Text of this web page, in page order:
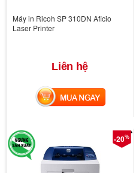
Máy in Ricoh SP 310DN Aficio
Laser Printer
Liên hệ
MUA NGAY
-20%